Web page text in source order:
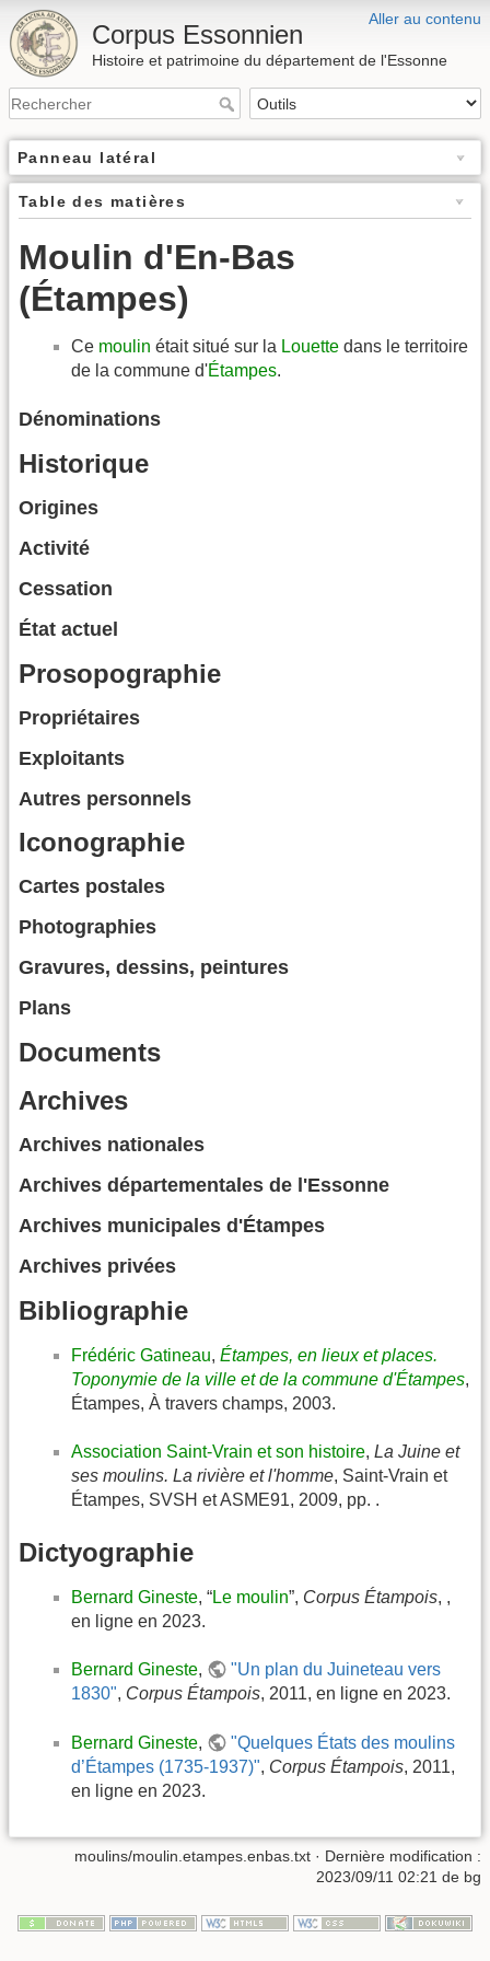
Aller au contenu
Corpus Essonnien
Histoire et patrimoine du département de l'Essonne
Panneau latéral
Table des matières
Moulin d'En-Bas
(Étampes)
Ce moulin était situé sur la Louette dans le territoire
de la commune d'Étampes.
Dénominations
Historique
Origines
Activité
Cessation
État actuel
Prosopographie
Propriétaires
Exploitants
Autres personnels
Iconographie
Cartes postales
Photographies
Gravures, dessins, peintures
Plans
Documents
Archives
Archives nationales
Archives départementales de l'Essonne
Archives municipales d'Étampes
Archives privées
Bibliographie
Frédéric Gatineau, Étampes, en lieux et places.
Toponymie de la ville et de la commune d'Étampes,
Étampes, À travers champs, 2003.
Association Saint-Vrain et son histoire, La Juine et
ses moulins. La rivière et l'homme, Saint-Vrain et
Étampes, SVSH et ASME91, 2009, pp. .
Dictyographie
Bernard Gineste, “Le moulin”, Corpus Étampois, ,
en ligne en 2023.
Bernard Gineste,
"Un plan du Juineteau vers
1830", Corpus Étampois, 2011, en ligne en 2023.
Bernard Gineste,
"Quelques États des moulins
d’Étampes (1735-1937)", Corpus Étampois, 2011,
en ligne en 2023.
moulins/moulin.etampes.enbas.txt · Dernière modification :
2023/09/11 02:21 de bg